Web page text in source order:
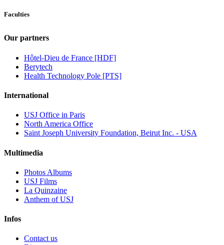
Faculties
Our partners
Hôtel-Dieu de France [HDF]
Berytech
Health Technology Pole [PTS]
International
USJ Office in Paris
North America Office
Saint Joseph University Foundation, Beirut Inc. - USA
Multimedia
Photos Albums
USJ Films
La Quinzaine
Anthem of USJ
Infos
Contact us